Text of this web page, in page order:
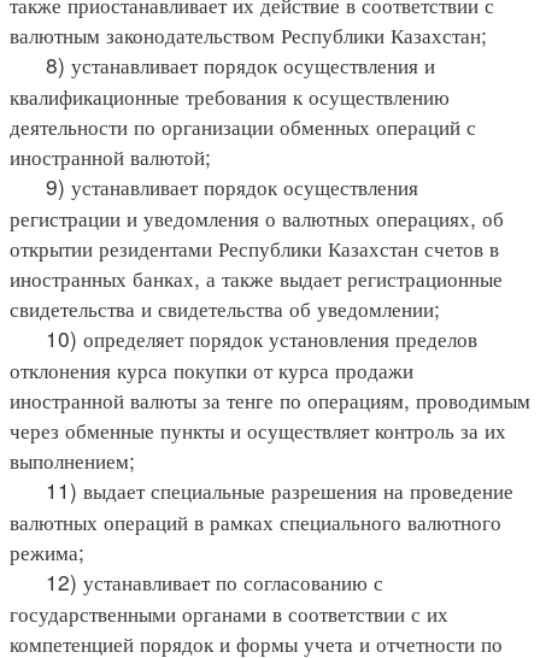
валютным законодательством Республики Казахстан;
8) устанавливает порядок осуществления и
квалификационные требования к осуществлению
деятельности по организации обменных операций с
иностранной валютой;
9) устанавливает порядок осуществления
регистрации и уведомления о валютных операциях, об
открытии резидентами Республики Казахстан счетов в
иностранных банках, а также выдает регистрационные
свидетельства и свидетельства об уведомлении;
10) определяет порядок установления пределов
отклонения курса покупки от курса продажи
иностранной валюты за тенге по операциям, проводимым
через обменные пункты и осуществляет контроль за их
выполнением;
11) выдает специальные разрешения на проведение
валютных операций в рамках специального валютного
режима;
12) устанавливает по согласованию с
государственными органами в соответствии с их
компетенцией порядок и формы учета и отчетности по